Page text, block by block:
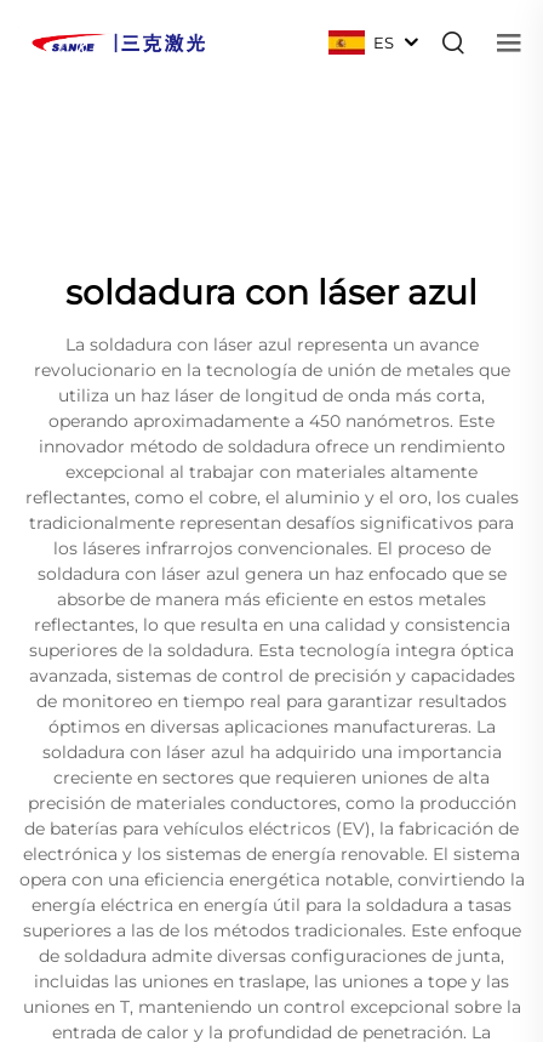
ES
soldadura con láser azul
La soldadura con láser azul representa un avance
revolucionario en la tecnología de unión de metales que
utiliza un haz láser de longitud de onda más corta,
operando aproximadamente a 450 nanómetros. Este
innovador método de soldadura ofrece un rendimiento
excepcional al trabajar con materiales altamente
reflectantes, como el cobre, el aluminio y el oro, los cuales
tradicionalmente representan desafíos significativos para
los láseres infrarrojos convencionales. El proceso de
soldadura con láser azul genera un haz enfocado que se
absorbe de manera más eficiente en estos metales
reflectantes, lo que resulta en una calidad y consistencia
superiores de la soldadura. Esta tecnología integra óptica
avanzada, sistemas de control de precisión y capacidades
de monitoreo en tiempo real para garantizar resultados
óptimos en diversas aplicaciones manufactureras. La
soldadura con láser azul ha adquirido una importancia
creciente en sectores que requieren uniones de alta
precisión de materiales conductores, como la producción
de baterías para vehículos eléctricos (EV), la fabricación de
electrónica y los sistemas de energía renovable. El sistema
opera con una eficiencia energética notable, convirtiendo la
energía eléctrica en energía útil para la soldadura a tasas
superiores a las de los métodos tradicionales. Este enfoque
de soldadura admite diversas configuraciones de junta,
incluidas las uniones en traslape, las uniones a tope y las
uniones en T, manteniendo un control excepcional sobre la
entrada de calor y la profundidad de penetración. La